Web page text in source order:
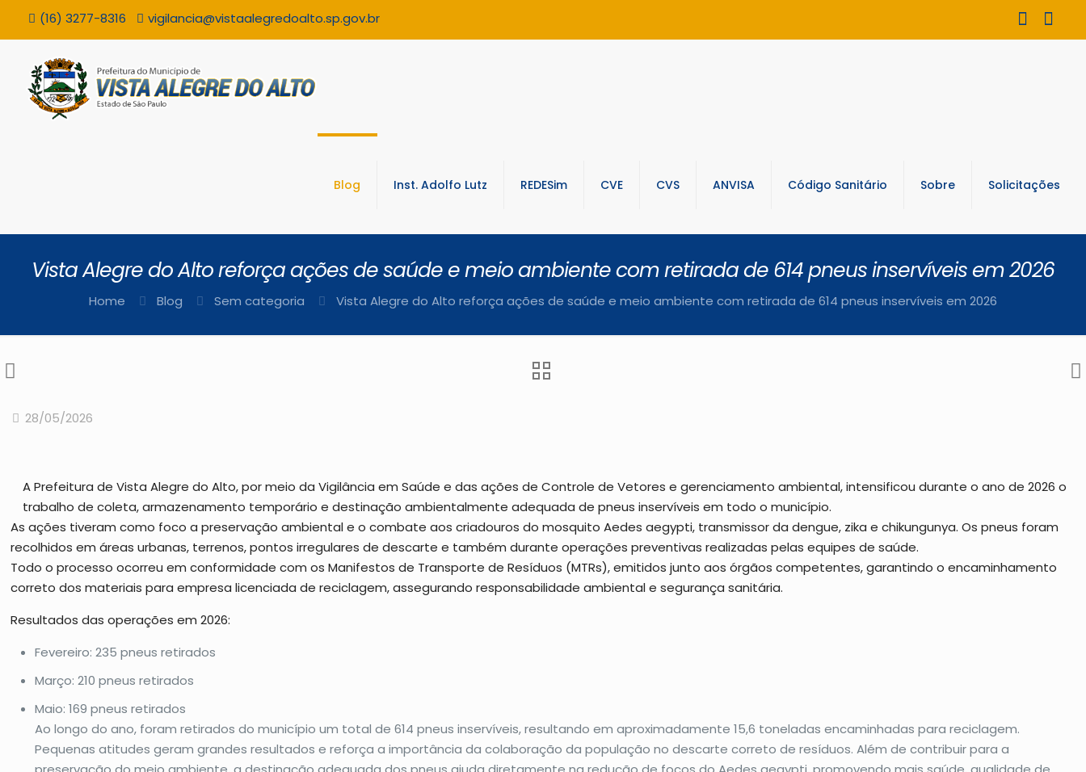
(16) 3277-8316 vigilancia@vistaalegredoalto.sp.gov.br
Blog Inst. Adolfo Lutz REDESim CVE CVS ANVISA Código Sanitário Sobre Solicitações
Vista Alegre do Alto reforça ações de saúde e meio ambiente com retirada de 614 pneus inservíveis em 2026
Home Blog Sem categoria Vista Alegre do Alto reforça ações de saúde e meio ambiente com retirada de 614 pneus inservíveis em 2026
28/05/2026
A Prefeitura de Vista Alegre do Alto, por meio da Vigilância em Saúde e das ações de Controle de Vetores e gerenciamento ambiental, intensificou durante o ano de 2026 o
trabalho de coleta, armazenamento temporário e destinação ambientalmente adequada de pneus inservíveis em todo o município.
As ações tiveram como foco a preservação ambiental e o combate aos criadouros do mosquito Aedes aegypti, transmissor da dengue, zika e chikungunya. Os pneus foram
recolhidos em áreas urbanas, terrenos, pontos irregulares de descarte e também durante operações preventivas realizadas pelas equipes de saúde.
Todo o processo ocorreu em conformidade com os Manifestos de Transporte de Resíduos (MTRs), emitidos junto aos órgãos competentes, garantindo o encaminhamento
correto dos materiais para empresa licenciada de reciclagem, assegurando responsabilidade ambiental e segurança sanitária.
Resultados das operações em 2026:
Fevereiro: 235 pneus retirados
Março: 210 pneus retirados
Maio: 169 pneus retirados
Ao longo do ano, foram retirados do município um total de 614 pneus inservíveis, resultando em aproximadamente 15,6 toneladas encaminhadas para reciclagem.
Pequenas atitudes geram grandes resultados e reforça a importância da colaboração da população no descarte correto de resíduos. Além de contribuir para a